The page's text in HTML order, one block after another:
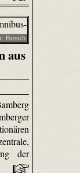
Bosch
aus
der